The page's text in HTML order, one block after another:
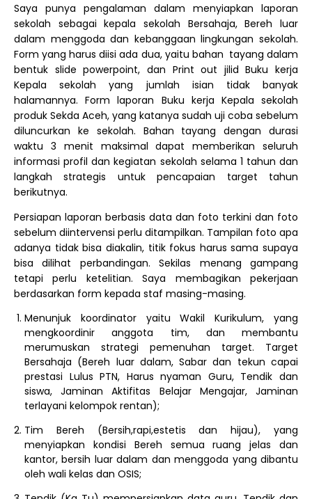
Saya punya pengalaman dalam menyiapkan laporan
sekolah sebagai kepala sekolah Bersahaja, Bereh luar
dalam menggoda dan kebanggaan lingkungan sekolah.
Form yang harus diisi ada dua, yaitu bahan tayang dalam
bentuk slide powerpoint, dan Print out jilid Buku kerja
Kepala sekolah yang jumlah isian tidak banyak
halamannya. Form laporan Buku kerja Kepala sekolah
produk Sekda Aceh, yang katanya sudah uji coba sebelum
diluncurkan ke sekolah. Bahan tayang dengan durasi
waktu 3 menit maksimal dapat memberikan seluruh
informasi profil dan kegiatan sekolah selama 1 tahun dan
langkah strategis untuk pencapaian target tahun
berikutnya.
Persiapan laporan berbasis data dan foto terkini dan foto
sebelum diintervensi perlu ditampilkan. Tampilan foto apa
adanya tidak bisa diakalin, titik fokus harus sama supaya
bisa dilihat perbandingan. Sekilas menang gampang
tetapi perlu ketelitian. Saya membagikan pekerjaan
berdasarkan form kepada staf masing-masing.
Menunjuk koordinator yaitu Wakil Kurikulum, yang
mengkoordinir anggota tim, dan membantu
merumuskan strategi pemenuhan target. Target
Bersahaja (Bereh luar dalam, Sabar dan tekun capai
prestasi Lulus PTN, Harus nyaman Guru, Tendik dan
siswa, Jaminan Aktifitas Belajar Mengajar, Jaminan
terlayani kelompok rentan);
Tim Bereh (Bersih,rapi,estetis dan hijau), yang
menyiapkan kondisi Bereh semua ruang jelas dan
kantor, bersih luar dalam dan menggoda yang dibantu
oleh wali kelas dan OSIS;